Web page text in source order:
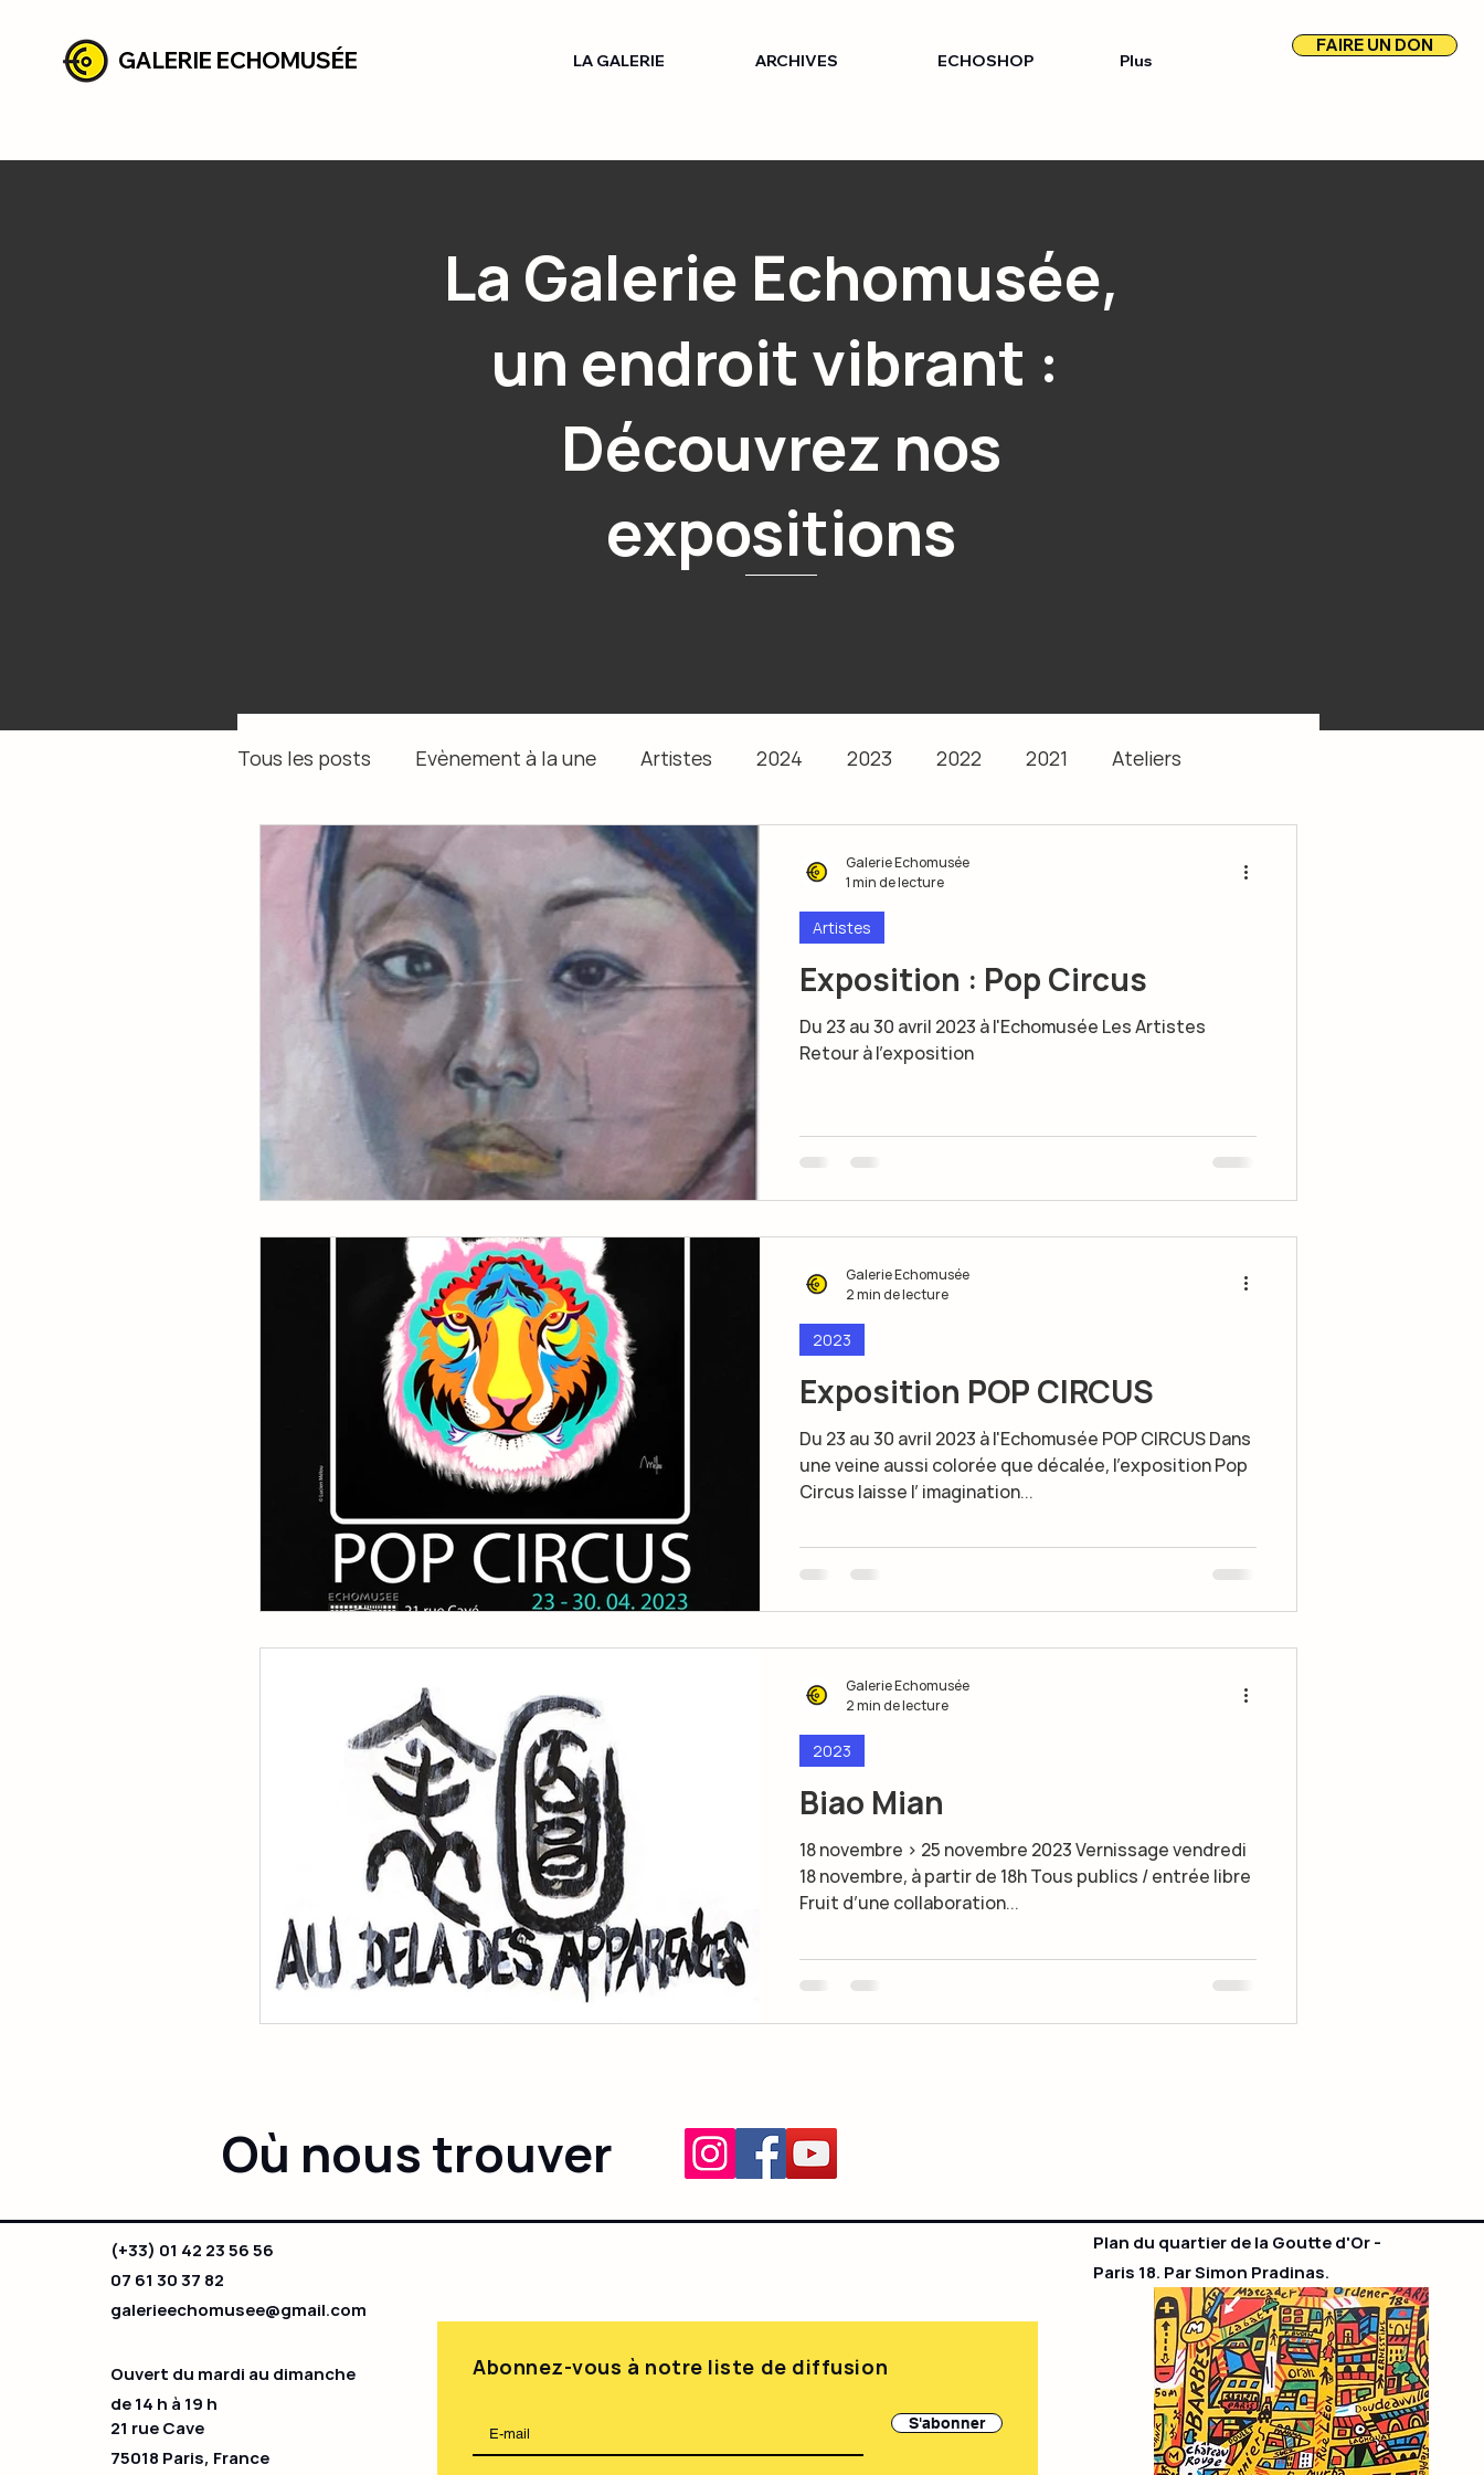
GALERIE ECHOMUSÉE LA GALERIE ARCHIVES ECHOSHOP Plus
FAIRE UN DON
La Galerie Echomusée,
un endroit vibrant :
Découvrez nos
expositions
Tous les posts Evènement à la une Artistes 2024 2023 2022 2021 Ateliers
Exposition : Pop Circus
Du 23 au 30 avril 2023 à l'Echomusée Les Artistes
Retour à l'exposition
Artistes
Galerie Echomusée
1 min de lecture
Exposition POP CIRCUS
Du 23 au 30 avril 2023 à l'Echomusée POP CIRCUS Dans
une veine aussi colorée que décalée, l’exposition Pop
Circus laisse l’ imagination...
2023
Galerie Echomusée
2 min de lecture
Biao Mian
18 novembre > 25 novembre 2023 Vernissage vendredi
18 novembre, à partir de 18h Tous publics / entrée libre
Fruit d’une collaboration...
2023
Galerie Echomusée
2 min de lecture
Où nous trouver
Abonnez-vous à notre liste de diffusion
S'abonner
21 rue Cave
75018 Paris, France
(+33) 01 42 23 56 56
07 61 30 37 82
galerieechomusee@gmail.com
Ouvert du mardi au dimanche
de 14 h à 19 h​
Plan du quartier de la Goutte d'Or -
Paris 18. Par Simon Pradinas.